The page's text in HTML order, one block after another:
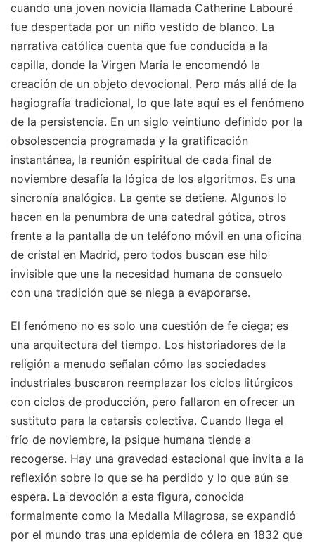
cuando una joven novicia llamada Catherine Labouré
fue despertada por un niño vestido de blanco. La
narrativa católica cuenta que fue conducida a la
capilla, donde la Virgen María le encomendó la
creación de un objeto devocional. Pero más allá de la
hagiografía tradicional, lo que late aquí es el fenómeno
de la persistencia. En un siglo veintiuno definido por la
obsolescencia programada y la gratificación
instantánea, la reunión espiritual de cada final de
noviembre desafía la lógica de los algoritmos. Es una
sincronía analógica. La gente se detiene. Algunos lo
hacen en la penumbra de una catedral gótica, otros
frente a la pantalla de un teléfono móvil en una oficina
de cristal en Madrid, pero todos buscan ese hilo
invisible que une la necesidad humana de consuelo
con una tradición que se niega a evaporarse.
El fenómeno no es solo una cuestión de fe ciega; es
una arquitectura del tiempo. Los historiadores de la
religión a menudo señalan cómo las sociedades
industriales buscaron reemplazar los ciclos litúrgicos
con ciclos de producción, pero fallaron en ofrecer un
sustituto para la catarsis colectiva. Cuando llega el
frío de noviembre, la psique humana tiende a
recogerse. Hay una gravedad estacional que invita a la
reflexión sobre lo que se ha perdido y lo que aún se
espera. La devoción a esta figura, conocida
formalmente como la Medalla Milagrosa, se expandió
por el mundo tras una epidemia de cólera en 1832 que